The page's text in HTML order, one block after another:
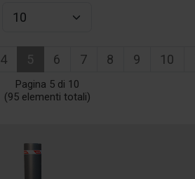
4 5 6 7 8 9 10
Pagina 5 di 10
(95 elementi totali)